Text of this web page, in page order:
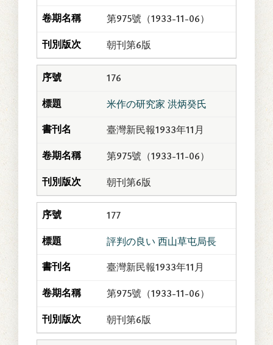
第975號（1933-11-06）
朝刊第6版
176
米作の研究家 洪炳癸氏
臺灣新民報1933年11月
第975號（1933-11-06）
朝刊第6版
177
評判の良い 西山草屯局長
臺灣新民報1933年11月
第975號（1933-11-06）
朝刊第6版